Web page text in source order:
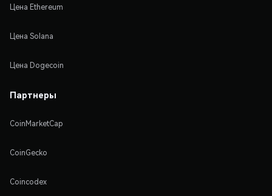
Цена Ethereum
Цена Solana
Цена Dogecoin
Партнеры
CoinMarketCap
CoinGecko
Coincodex